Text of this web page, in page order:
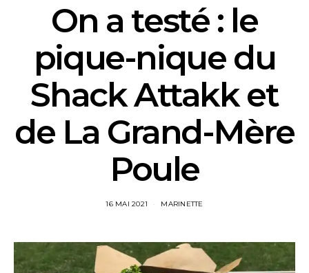
On a testé : le
pique-nique du
Shack Attakk et
de La Grand-Mère
Poule
16 MAI 2021 MARINETTE